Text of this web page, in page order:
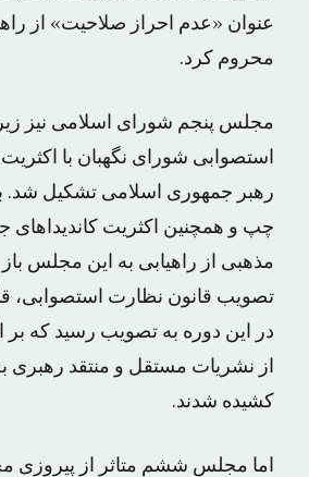
عنوان «عدم احراز صلاحیت» از
محروم کرد.
مجلس پنجم شورای اسلامی نیز
استصوابی شورای نگهبان با
رهبر جمهوری اسلامی تشکیل شد.
چپ و همچنین اکثریت کاندیداهای
مذهبی از راهیابی به این مجلس باز
تصویب قانون نظارت استصوابی،
در این دوره به تصویب رسید که
از نشریات مستقل و منتقد رهبری
کشیده شدند.
اما مجلس ششم متاثر از پیروزی